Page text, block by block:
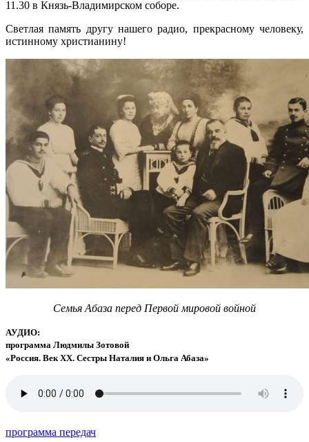
11.30 в Князь-Владимирском соборе.
Светлая память другу нашего радио, прекрасному человеку,
истинному христианину!
Семья Абаза перед Первой мировой войной
АУДИО:
программа Людмилы Зотовой
«Россия. Век XX. Сестры Наталия и Ольга Абаза»
программа передач